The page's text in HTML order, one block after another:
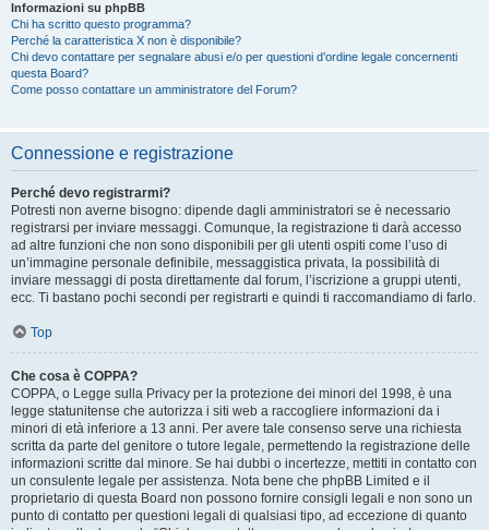
Informazioni su phpBB
Chi ha scritto questo programma?
Perché la caratteristica X non è disponibile?
Chi devo contattare per segnalare abusi e/o per questioni d’ordine legale concernenti
questa Board?
Come posso contattare un amministratore del Forum?
Connessione e registrazione
Perché devo registrarmi?
Potresti non averne bisogno: dipende dagli amministratori se è necessario
registrarsi per inviare messaggi. Comunque, la registrazione ti darà accesso
ad altre funzioni che non sono disponibili per gli utenti ospiti come l’uso di
un’immagine personale definibile, messaggistica privata, la possibilità di
inviare messaggi di posta direttamente dal forum, l’iscrizione a gruppi utenti,
ecc. Ti bastano pochi secondi per registrarti e quindi ti raccomandiamo di farlo.
Top
Che cosa è COPPA?
COPPA, o Legge sulla Privacy per la protezione dei minori del 1998, è una
legge statunitense che autorizza i siti web a raccogliere informazioni da i
minori di età inferiore a 13 anni. Per avere tale consenso serve una richiesta
scritta da parte del genitore o tutore legale, permettendo la registrazione delle
informazioni scritte dal minore. Se hai dubbi o incertezze, mettiti in contatto con
un consulente legale per assistenza. Nota bene che phpBB Limited e il
proprietario di questa Board non possono fornire consigli legali e non sono un
punto di contatto per questioni legali di qualsiasi tipo, ad eccezione di quanto